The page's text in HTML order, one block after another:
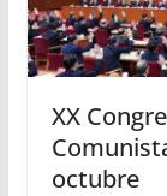
XX
octubre